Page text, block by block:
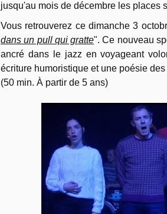
jusqu'au mois de décembre les places
Vous retrouverez ce dimanche 3
dans un pull qui gratte".Ce nouveau
ancré dans le jazz en voyageant
écriture humoristique et une poésie des
(50 min. À partir de 5 ans)